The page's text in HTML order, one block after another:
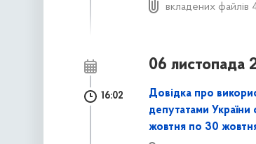
вкладених файлів
06 листопада
16:02
Довідка про
депутатами України
жовтня по 30